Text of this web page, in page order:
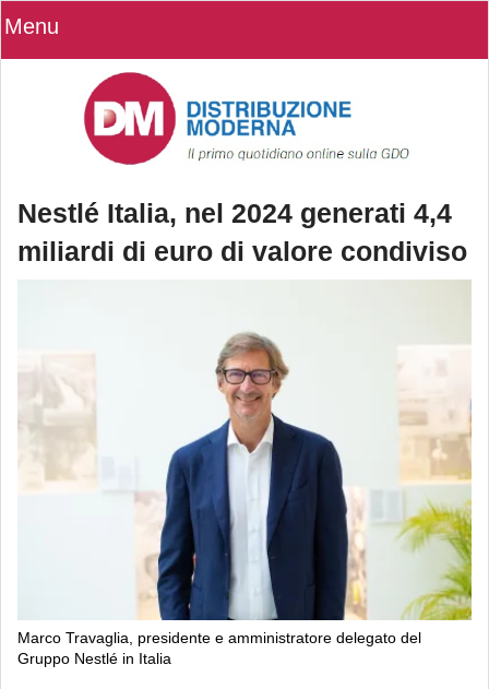
Menu
Nestlé Italia, nel 2024 generati 4,4
miliardi di euro di valore condiviso
Marco Travaglia, presidente e amministratore delegato del
Gruppo Nestlé in Italia